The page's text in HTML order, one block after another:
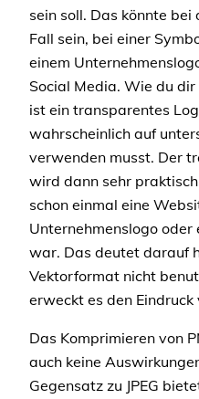
sein soll. Das könnte
Fall sein, bei einer
einem
Social Media. Wie du
ist ein transparentes
wahrscheinlich auf
verwenden musst. Der
wird dann sehr
schon einmal eine
Unternehmenslogo
war. Das deutet darauf
Vektorformat nicht
erweckt es den
Das Komprimieren von
auch keine
Gegensatz zu JPEG